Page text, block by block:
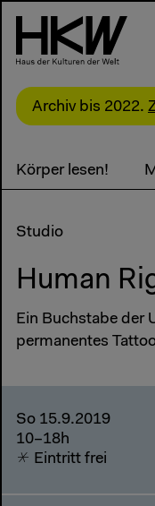
Archiv bis 2022.
Körper lesen!
Studio
Human
Ein Buchstabe der
permanentes
So 15.9.2019
10–18h
Eintritt frei